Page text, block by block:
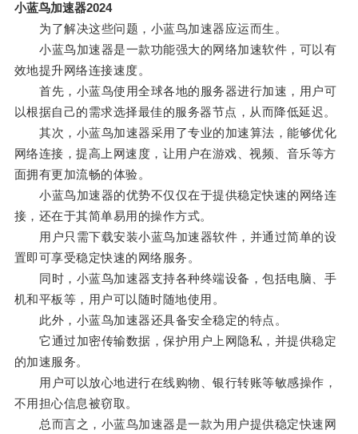
小蓝鸟加速器2024
为了解决这些问题，小蓝鸟加速器应运而生。
小蓝鸟加速器是一款功能强大的网络加速软件，可以有
效地提升网络连接速度。
首先，小蓝鸟使用全球各地的服务器进行加速，用户可
以根据自己的需求选择最佳的服务器节点，从而降低延迟。
其次，小蓝鸟加速器采用了专业的加速算法，能够优化
网络连接，提高上网速度，让用户在游戏、视频、音乐等方
面拥有更加流畅的体验。
小蓝鸟加速器的优势不仅仅在于提供稳定快速的网络连
接，还在于其简单易用的操作方式。
用户只需下载安装小蓝鸟加速器软件，并通过简单的设
置即可享受稳定快速的网络服务。
同时，小蓝鸟加速器支持各种终端设备，包括电脑、手
机和平板等，用户可以随时随地使用。
此外，小蓝鸟加速器还具备安全稳定的特点。
它通过加密传输数据，保护用户上网隐私，并提供稳定
的加速服务。
用户可以放心地进行在线购物、银行转账等敏感操作，
不用担心信息被窃取。
总而言之，小蓝鸟加速器是一款为用户提供稳定快速网